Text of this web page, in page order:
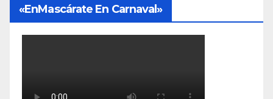
«EnMascárate En Carnaval»